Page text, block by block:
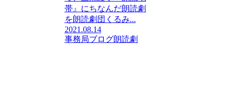
帯』にちなんだ朗読劇
を朗読劇団くるみ...
2021.08.14
事務局ブログ朗読劇